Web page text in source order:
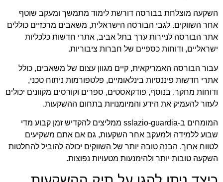
השקעה מוצלחת בבורסה דורשת לימוד מתמשך ומעקב שוטף
אחר השווקים. לגבי הבורסה הישראלית, משאבים מרכזיים כוללים
אתר הבורסה לניירות ערך בתל אביב, אתרי חדשות כלכליות
ישראליים, ודוחות כספיים של חברות ציבוריות.
עבור הבורסה האמריקאית, קיים מגוון עצום של משאבים, כולל
אתרי חדשות פיננסיות בינלאומיים, פלטפורמות ניתוח טכני,
ודוחות מחקר. בנוסף, פודקאסטים, ספרים וקורסים מקוונים יכולים
לעזור להעמיק את הידע והמיומנויות בתחום ההשקעות.
המומחים ב-sslazio-guardia ממליצים להקדיש זמן קבוע מדי
שבוע ללמידה ולמעקב אחר השקעות, גם אם אתם משקיעים
לטווח ארוך. הבנה טובה יותר של השווקים יכולה להוביל להחלטות
השקעה טובות יותר ולהימנעות מטעויות נפוצות.